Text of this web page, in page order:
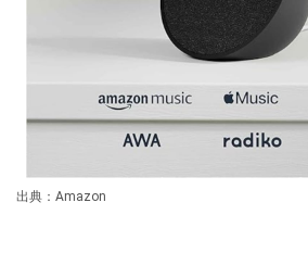
出典：Amazon